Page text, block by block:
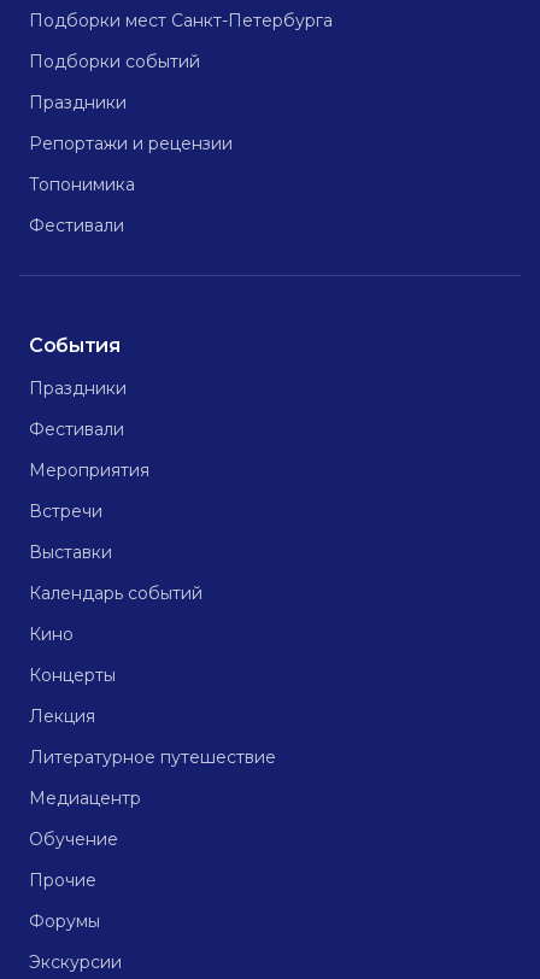
Подборки мест Санкт-Петербурга
Подборки событий
Праздники
Репортажи и рецензии
Топонимика
Фестивали
События
Праздники
Фестивали
Мероприятия
Встречи
Выставки
Календарь событий
Кино
Концерты
Лекция
Литературное путешествие
Медиацентр
Обучение
Прочие
Форумы
Экскурсии